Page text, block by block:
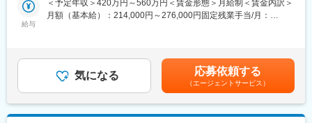
◆こんな方にフィットします
・将来的にマネジメントや経営感覚を身につけたい方
変更の範囲：会社の定める業務
・担当企業への定期訪問
・商材の勉強会の実施 など
給与
＜予定年収＞420万円～560万円＜賃金形態＞月給制＜賃金内訳＞
月額（基本給）：214,000円～276,000円固定残業手当/月：
や経験を考慮の上決定します。■昇給：年1回（4月）※平均16,200
円（2024年実績）■賞与：年2回（6月・12月）※2023年度実績5.8
ヶ月分（業績により変動）賃金はあくまでも目安の金額であり、
選考を通じて上下する可能性があります。月給(月額)は固定手当を
含めた表記です。
気になる 応募依頼する
（エージェントサービス）